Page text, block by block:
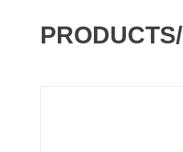
PRODUCTS/